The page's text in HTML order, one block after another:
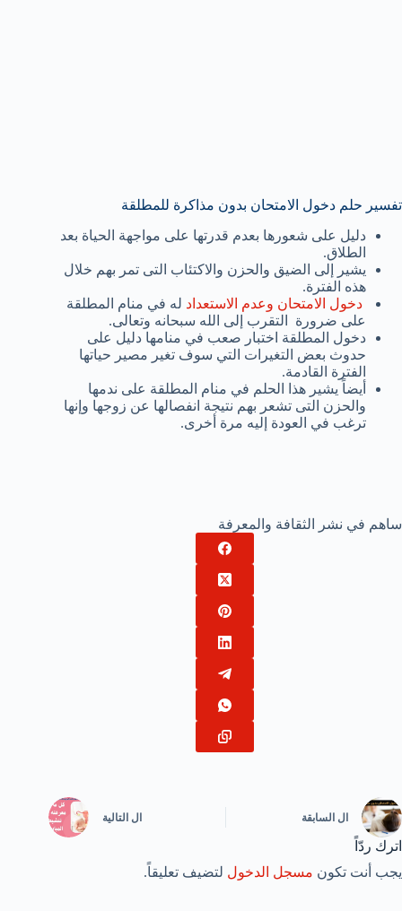
تفسير حلم دخول الامتحان بدون مذاكرة للمطلقة
دليل على شعورها بعدم قدرتها على مواجهة الحياة بعد
الطلاق.
يشير إلى الضيق والحزن والاكتئاب التى تمر بهم خلال
هذه الفترة.
دخول الامتحان وعدم الاستعداد له في منام المطلقة
على ضرورة التقرب إلى الله سبحانه وتعالى.
دخول المطلقة اختبار صعب في منامها دليل على
حدوث بعض التغيرات التي سوف تغير مصير حياتها
الفترة القادمة.
أيضاً يشير هذا الحلم في منام المطلقة على ندمها
والحزن التى تشعر بهم نتيجة انفصالها عن زوجها وإنها
ترغب في العودة إليه مرة أخرى.
ساهم في نشر الثقافة والمعرفة
ال السابقة ال التالية
اترك ردّاً
يجب أنت تكون مسجل الدخول لتضيف تعليقاً.